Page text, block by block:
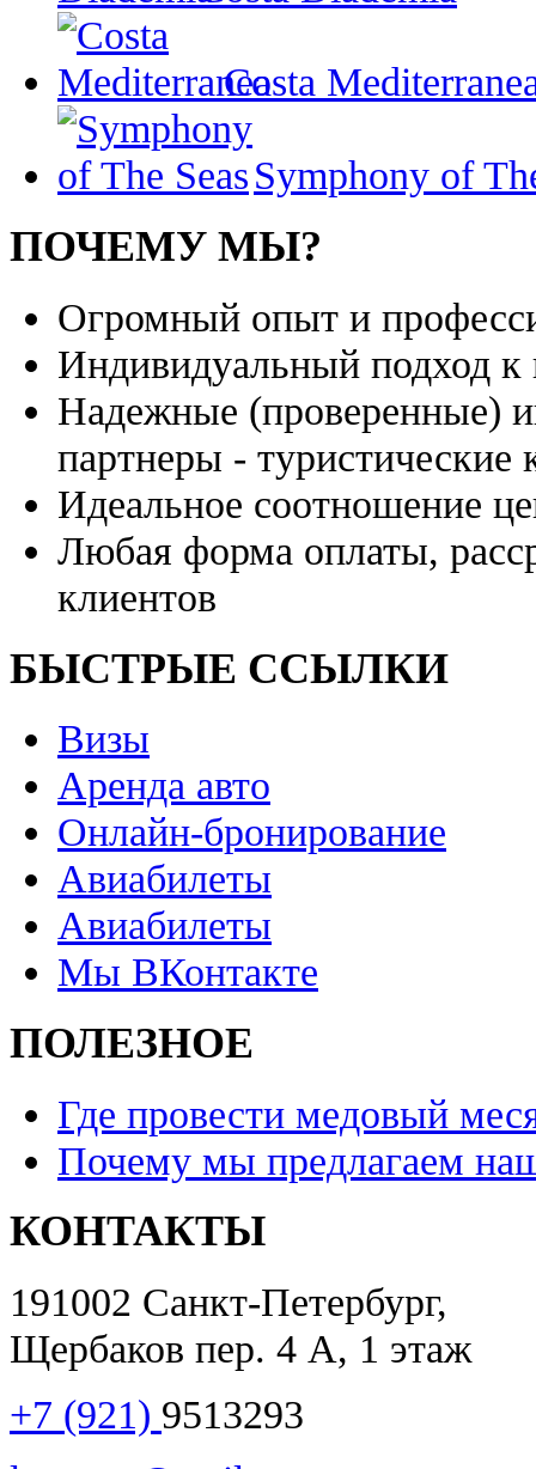
Costa
Symphony of
ПОЧЕМУ МЫ?
Огромный опыт и
Индивидуальный подход к
Надежные (проверенные)
партнеры -
Идеальное соотношение
Любая форма оплаты,
клиентов
БЫСТРЫЕ ССЫЛКИ
Визы
Аренда авто
Онлайн-бронирование
Авиабилеты
Авиабилеты
Мы ВКонтакте
ПОЛЕЗНОЕ
Где провести медовый
Почему мы предлагаем
КОНТАКТЫ
191002 Санкт-Петербург,
Щербаков пер. 4 А, 1 этаж
+7 (921) 9513293